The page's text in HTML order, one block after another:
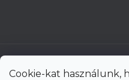
Cookie-kat használunk,